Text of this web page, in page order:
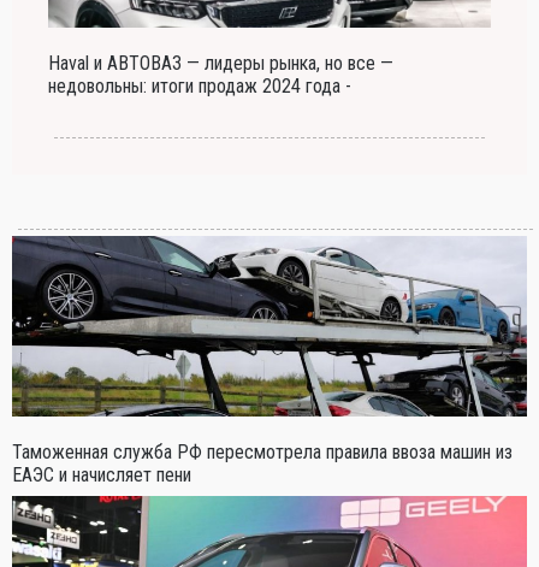
Haval и АВТОВАЗ — лидеры рынка, но все —
недовольны: итоги продаж 2024 года -
Таможенная служба РФ пересмотрела правила ввоза машин из
ЕАЭС и начисляет пени